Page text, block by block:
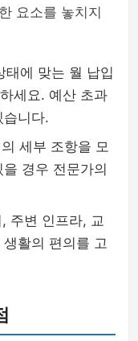
요소를 놓치지
태에 맞는 월 납입
세요. 예산 초과
니다.
세부 조항을 모
경우 전문가의
주변 인프라, 교
활의 편의를 고